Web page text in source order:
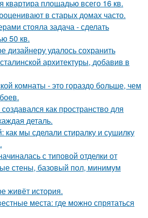
квартира площадью всего 16 кв.
в старых домах часто.
стояла задача - сделать
50 кв.
дизайнеру удалось сохранить
архитектуры, добавив в
комнаты - это гораздо больше, чем
как пространство для
деталь.
как мы сделали стиралку и сушилку
с типовой отделки от
стены, базовый пол, минимум
живёт история.
места: где можно спрятаться